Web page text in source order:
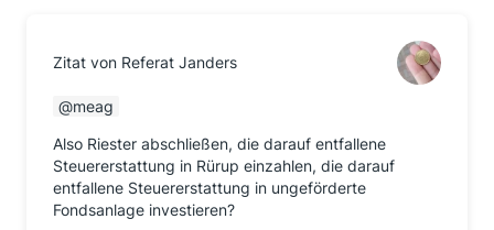
Zitat von Referat Janders
meag
Also Riester abschließen, die darauf entfallene
Steuererstattung in Rürup einzahlen, die darauf
entfallene Steuererstattung in ungeförderte
Fondsanlage investieren?